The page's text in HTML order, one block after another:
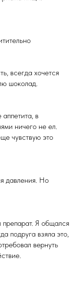
всегда хочется
шоколад.
в
ничего не ел.
чувствую это
давления. Но
препарат. Я общался
подруга взяла это,
вернуть